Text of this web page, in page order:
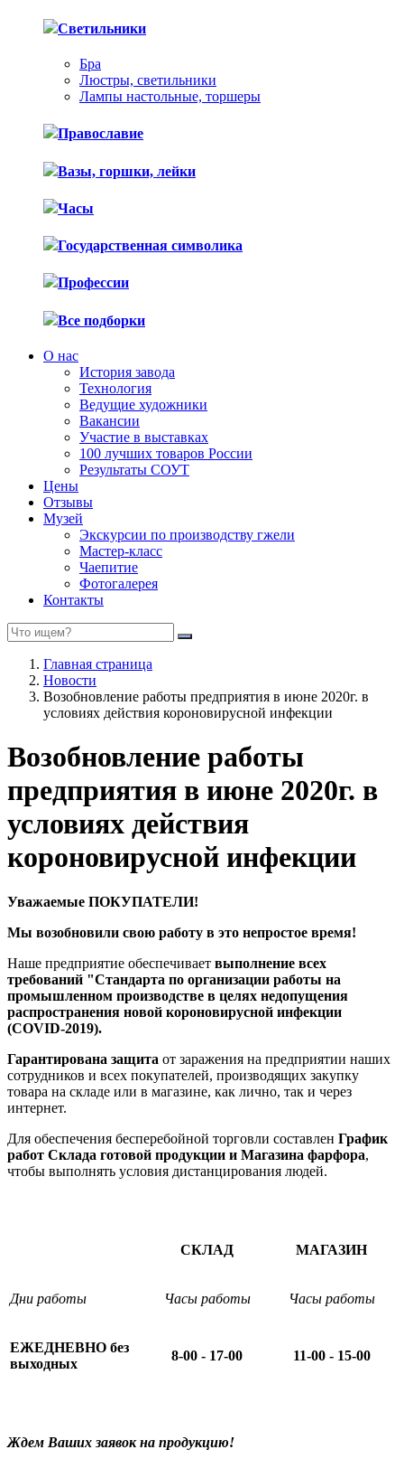
Светильники
Бра
Люстры, светильники
Лампы настольные, торшеры
Православие
Вазы, горшки, лейки
Часы
Государственная символика
Профессии
Все подборки
О нас
История завода
Технология
Ведущие художники
Вакансии
Участие в выставках
100 лучших товаров России
Результаты СОУТ
Цены
Отзывы
Музей
Экскурсии по производству гжели
Мастер-класс
Чаепитие
Фотогалерея
Контакты
Главная страница
Новости
Возобновление работы предприятия в июне 2020г. в
условиях действия короновирусной инфекции
Возобновление работы
предприятия в июне 2020г. в
условиях действия
короновирусной инфекции
Уважаемые ПОКУПАТЕЛИ!
Мы возобновили свою работу в это непростое время!
Наше предприятие обеспечивает выполнение всех
требований "Стандарта по организации работы на
промышленном производстве в целях недопущения
распространения новой короновирусной инфекции
(COVID-2019).
Гарантирована защита от заражения на предприятии наших
сотрудников и всех покупателей, производящих закупку
товара на складе или в магазине, как лично, так и через
интернет.
Для обеспечения бесперебойной торговли составлен График
работ Склада готовой продукции и Магазина фарфора,
чтобы выполнять условия дистанцирования людей.
СКЛАД МАГАЗИН
Дни работы Часы работы Часы работы
ЕЖЕДНЕВНО без
выходных
8-00 - 17-00 11-00 - 15-00
Ждем Ваших заявок на продукцию!